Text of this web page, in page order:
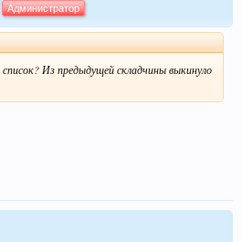
Администратор
Из предыдущей складчины выкинуло